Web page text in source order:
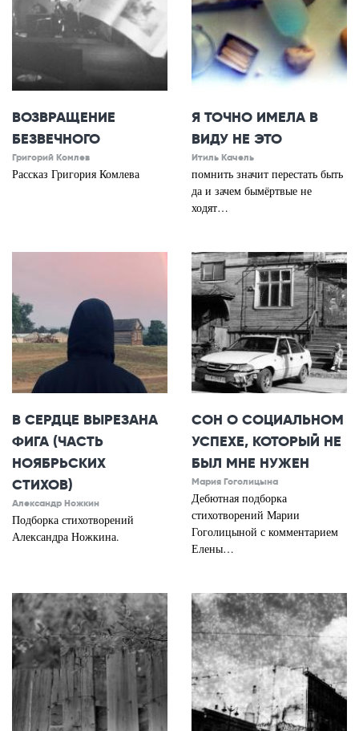
ВОЗВРАЩЕНИЕ
БЕЗВЕЧНОГО
Григорий Комлев
Рассказ Григория Комлева
Я ТОЧНО ИМЕЛА В
ВИДУ НЕ ЭТО
Итиль Качель
помнить значит перестать быть
да и зачем бымёртвые не
ходят…
В СЕРДЦЕ ВЫРЕЗАНА
ФИГА (ЧАСТЬ
НОЯБРЬСКИХ
СТИХОВ)
Александр Ножкин
Подборка стихотворений
Александра Ножкина.
СОН О СОЦИАЛЬНОМ
УСПЕХЕ, КОТОРЫЙ НЕ
БЫЛ МНЕ НУЖЕН
Мария Гоголицына
Дебютная подборка
стихотворений Марии
Гоголицыной с комментарием
Елены…